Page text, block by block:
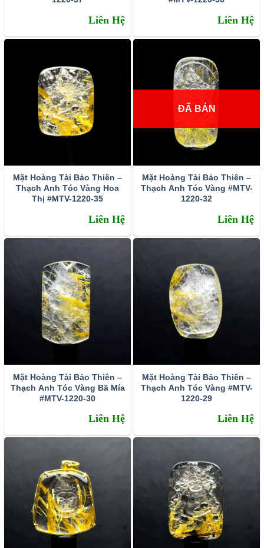
Liên Hệ Liên Hệ
Mặt Hoàng Tài Bảo Thiên –
Thạch Anh Tóc Vàng Hoa
Thị #MTV-1220-35
Liên Hệ
ĐÃ BÁN
Mặt Hoàng Tài Bảo Thiên –
Thạch Anh Tóc Vàng #MTV-
1220-32
Liên Hệ
Mặt Hoàng Tài Bảo Thiên –
Thạch Anh Tóc Vàng Bã Mía
#MTV-1220-30
Liên Hệ
Mặt Hoàng Tài Bảo Thiên –
Thạch Anh Tóc Vàng #MTV-
1220-29
Liên Hệ